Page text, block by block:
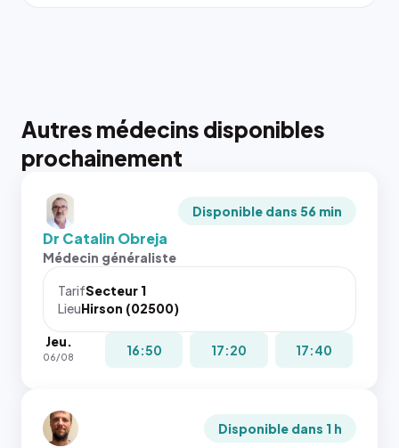
Autres médecins disponibles
prochainement
Disponible dans 56 min
Dr Catalin Obreja
Médecin généraliste
TarifSecteur 1
LieuHirson (02500)
Jeu.
06/08 16:50 17:20 17:40
Disponible dans 1 h